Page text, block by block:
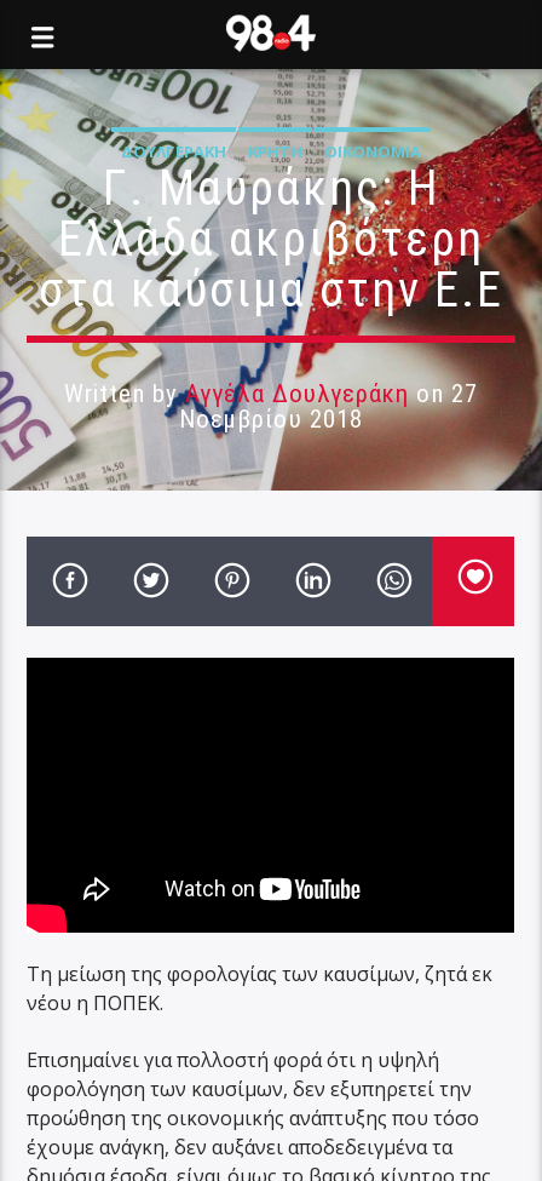
ΔΟΥΛΓΕΡΆΚΗ ΚΡΉΤΗ ΟΙΚΟΝΟΜΊΑ
Γ. Μαυράκης: Η
Ελλάδα ακριβότερη
στα καύσιμα στην Ε.Ε
Written byΑγγέλα Δουλγεράκηon 27
Νοεμβρίου 2018
Τη μείωση της φορολογίας των καυσίμων, ζητά εκ
νέου η ΠΟΠΕΚ.
Επισημαίνει για πολλοστή φορά ότι η υψηλή
φορολόγηση των καυσίμων, δεν εξυπηρετεί την
προώθηση της οικονομικής ανάπτυξης που τόσο
έχουμε ανάγκη, δεν αυξάνει αποδεδειγμένα τα
δημόσια έσοδα, είναι όμως το βασικό κίνητρο της